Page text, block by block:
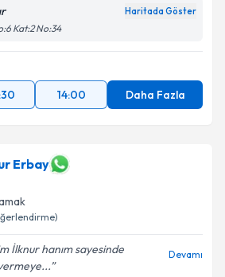
Haritada Göster
Kat:2 No:34
14:00 Daha Fazla
Erbay
İlknur hanım sayesinde
Devamı